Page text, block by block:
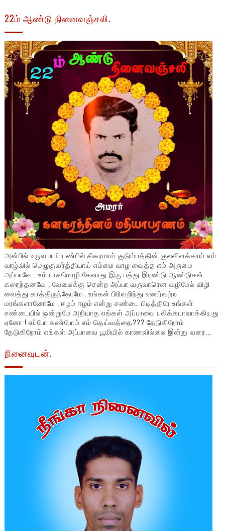
22ம் ஆண்டு நினைவஞ்சலி.
அன்பில் உருவமாய் பண்பில் சிகரமாய் குடும்பத்தின் குலவிளக்காய் எம்
வாழ்வில் மெழுகுவர்த்தியாய் எம்மை வாழ வைத்த எம் அருமை
அப்பாவே . உம் பாசமொழி கேளாது இரு பத்து இரண்டு ஆண்டுகள்
கரைந்தனவே , வேலைக்கு சென்ற அப்பா வருவாரென வழிமேல் விழி
வைத்து காத்திருந்தோமே . உங்கள் பிரிவறிந்து உணர்வற்ற
மரங்களானோமே , ஈழம் ஈழம் என்று சண்டை பிடித்திரே உங்கள்
சண்டையில் ஒன்றுமே அறியாத எங்கள் அப்பாவை பலிக்கடாவாக்கியது
ஏனோ ! எப்போ கண்போம் எம் தெய்வத்தை??? தேடுகிறோம்
தேடுகிறோம் எங்கள் அப்பாவை பூமியில் காணவில்லை இன்று வரை...
நினைவுடன்.